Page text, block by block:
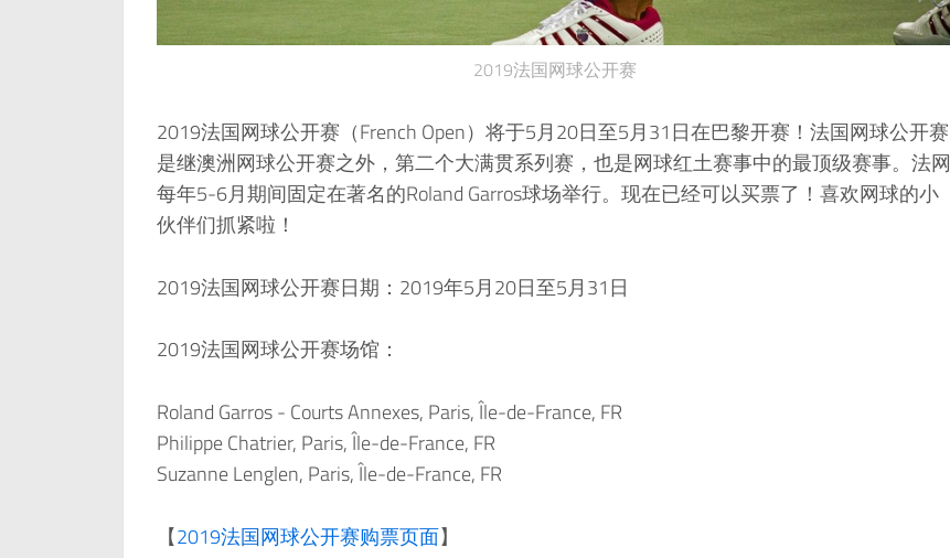
2019法国网球公开赛
2019法国网球公开赛（French Open）将于5月20日至5月31日在巴黎开赛！法国网球公开赛
是继澳洲网球公开赛之外，第二个大满贯系列赛，也是网球红土赛事中的最顶级赛事。法网
每年5-6月期间固定在著名的Roland Garros球场举行。现在已经可以买票了！喜欢网球的小
伙伴们抓紧啦！
2019法国网球公开赛日期：2019年5月20日至5月31日
2019法国网球公开赛场馆：
Roland Garros - Courts Annexes, Paris, Île-de-France, FR
Philippe Chatrier, Paris, Île-de-France, FR
Suzanne Lenglen, Paris, Île-de-France, FR
【2019法国网球公开赛购票页面】